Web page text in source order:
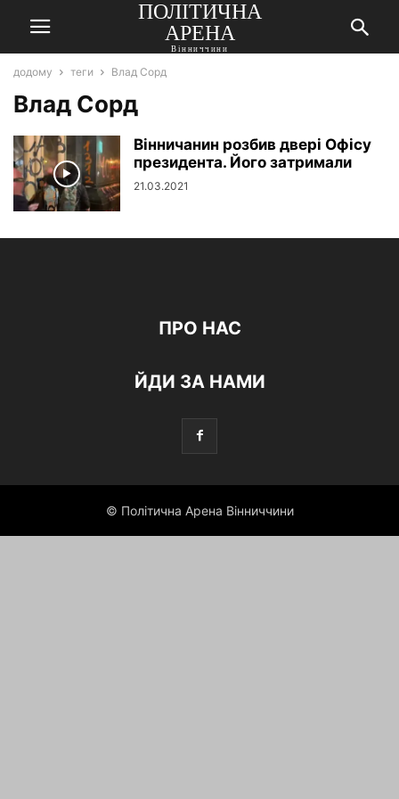
ПОЛІТИЧНА
АРЕНА
Вінниччини
додому теги Влад Сорд
Влад Сорд
Вінничанин розбив двері Офісу
президента. Його затримали
21.03.2021
ПРО НАС
ЙДИ ЗА НАМИ
© Політична Арена Вінниччини